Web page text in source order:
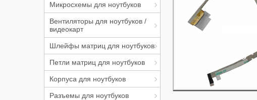
Микросхемы для ноутбуков
Вентиляторы для ноутбуков /
видеокарт
Шлейфы матриц для ноутбуков
Петли матриц для ноутбуков
Корпуса для ноутбуков
Разъемы для ноутбуков